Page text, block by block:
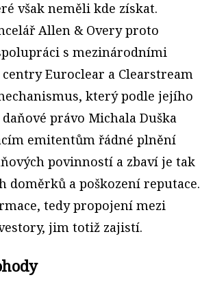
však neměli kde získat.
Allen & Overy proto
s mezinárodními
Euroclear a Clearstream
který podle jejího
právo Michala Duška
emitentům řádné plnění
povinností a zbaví je tak
doměrků a poškození reputace.
tedy propojení mezi
jim totiž zajistí.